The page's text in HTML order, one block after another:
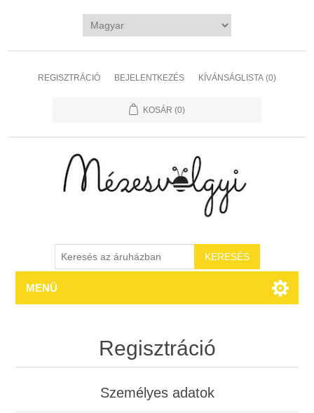
REGISZTRÁCIÓ BEJELENTKEZÉS KÍVÁNSÁGLISTA (0)
KOSÁR (0)
MENÜ
Regisztráció
Személyes adatok